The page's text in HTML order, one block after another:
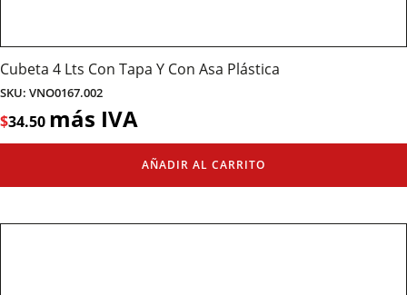
Cubeta 4 Lts Con Tapa Y Con Asa Plástica
SKU: VNO0167.002
$34.50 más IVA
AÑADIR AL CARRITO